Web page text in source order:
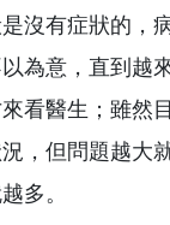
沒有症狀的，
為意，直到越
看醫生；雖然
，但問題越大
多。